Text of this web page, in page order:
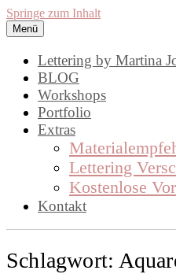
Springe zum Inhalt
Handlettering by
Workshops,
rund um das
Menü
Lettering by Martina
BLOG
Workshops
Portfolio
Extras
Lettering
Kostenlose
Kontakt
Schlagwort: